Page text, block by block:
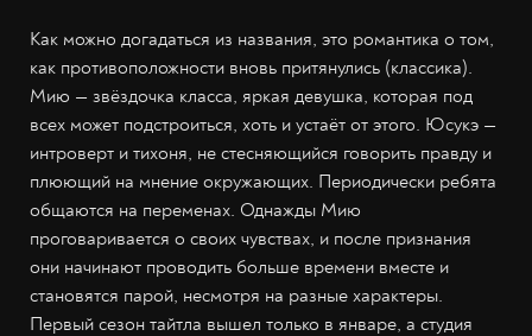
Как можно догадаться из названия, это романтика о том,
как противоположности вновь притянулись (классика).
Мию — звёздочка класса, яркая девушка, которая под
всех может подстроиться, хоть и устаёт от этого. Юсукэ —
интроверт и тихоня, не стесняющийся говорить правду и
плюющий на мнение окружающих. Периодически ребята
общаются на переменах. Однажды Мию
проговаривается о своих чувствах, и после признания
они начинают проводить больше времени вместе и
становятся парой, несмотря на разные характеры.
Первый сезон тайтла вышел только в январе, а студия